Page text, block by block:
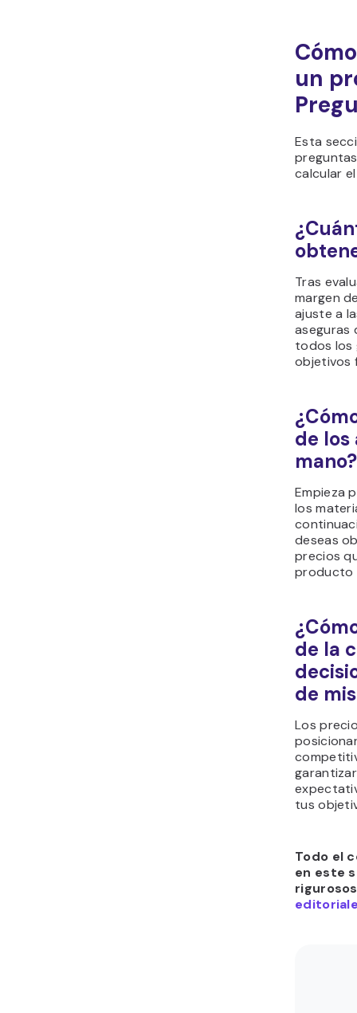
un
Esta
calcular
Tras
margen
ajuste a
aseguras
todos los
objetivos
de los
mano?
Empieza
los
deseas
precios
producto
de la
de
Los
tus
Todo el
en este